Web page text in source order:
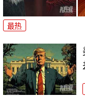
最热